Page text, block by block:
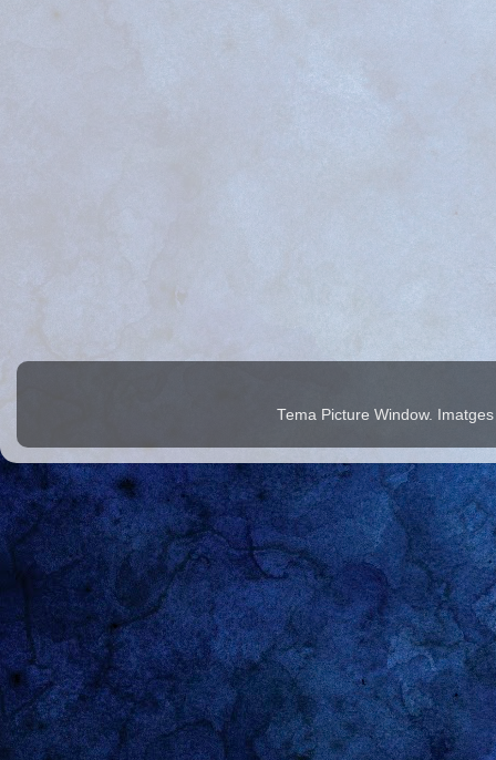
Tema Picture Window.